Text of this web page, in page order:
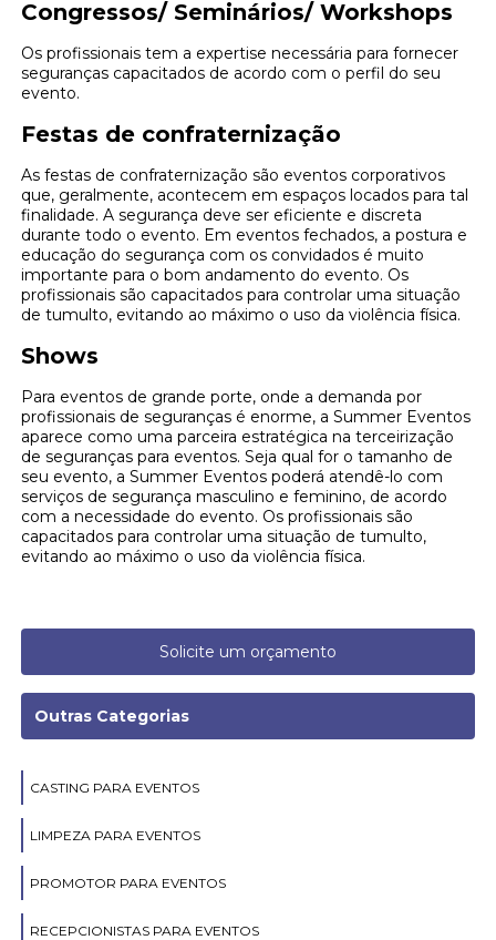
Congressos/ Seminários/ Workshops
Os profissionais tem a expertise necessária para fornecer
seguranças capacitados de acordo com o perfil do seu
evento.
Festas de confraternização
As festas de confraternização são eventos corporativos
que, geralmente, acontecem em espaços locados para tal
finalidade. A segurança deve ser eficiente e discreta
durante todo o evento. Em eventos fechados, a postura e
educação do segurança com os convidados é muito
importante para o bom andamento do evento. Os
profissionais são capacitados para controlar uma situação
de tumulto, evitando ao máximo o uso da violência física.
Shows
Para eventos de grande porte, onde a demanda por
profissionais de seguranças é enorme, a Summer Eventos
aparece como uma parceira estratégica na terceirização
de seguranças para eventos. Seja qual for o tamanho de
seu evento, a Summer Eventos poderá atendê-lo com
serviços de segurança masculino e feminino, de acordo
com a necessidade do evento. Os profissionais são
capacitados para controlar uma situação de tumulto,
evitando ao máximo o uso da violência física.
Solicite um orçamento
Outras Categorias
CASTING PARA EVENTOS
LIMPEZA PARA EVENTOS
PROMOTOR PARA EVENTOS
RECEPCIONISTAS PARA EVENTOS